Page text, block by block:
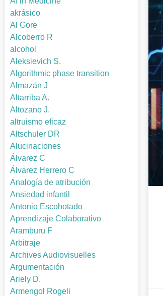
akrásico
Al Gore
Alcoberro R
alcohol
Aleksievich S.
Algorithmic phase transition
Almazán J
Altarriba A.
Altozano J.
altruismo eficaz
Altschuler DR
Alucinaciones
Álvarez C
Álvarez Herrero C
Analogía de atribución
Ansiedad infantil
Antonio Escohotado
Aprendizaje Colaborativo
Aramburu F
Arbitraje
Archives Audiovisuelles
Argumentación
Ariely D.
Armengol Rogeli